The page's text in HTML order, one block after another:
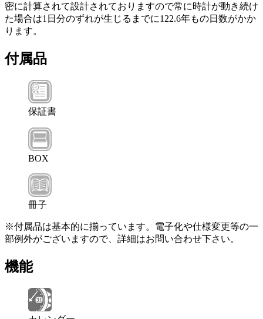
密に計算されて設計されておりますので常に時計が動き続け
た場合は1日分のずれが生じるまでに122.6年もの日数がかか
ります。
付属品
保証書
BOX
冊子
※付属品は基本的に揃っています。電子化や仕様変更等の一
部例外がございますので、詳細はお問い合わせ下さい。
機能